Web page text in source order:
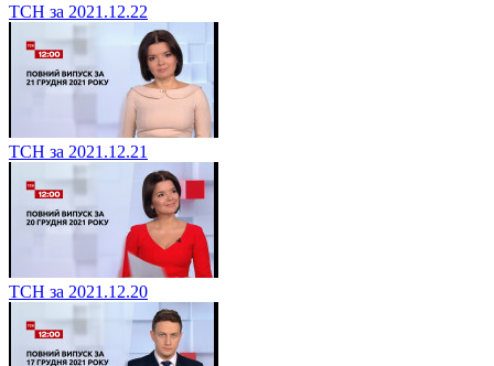
ТСН за 2021.12.22
ТСН за 2021.12.21
ТСН за 2021.12.20